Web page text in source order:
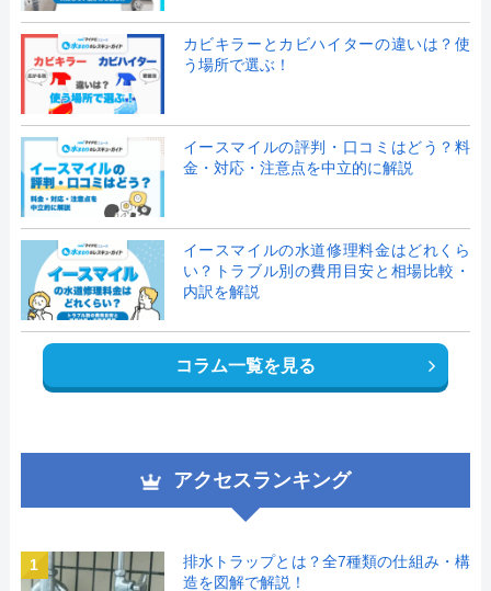
カビキラーとカビハイターの違いは？使
う場所で選ぶ！
イースマイルの評判・口コミはどう？料
金・対応・注意点を中立的に解説
イースマイルの水道修理料金はどれくら
い？トラブル別の費用目安と相場比較・
内訳を解説
コラム一覧を見る
アクセスランキング
1
排水トラップとは？全7種類の仕組み・構
造を図解で解説！